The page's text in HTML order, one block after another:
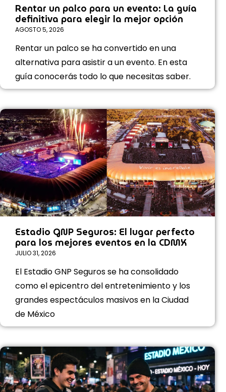
Rentar un palco para un evento: La guía
definitiva para elegir la mejor opción
AGOSTO 5, 2026
Rentar un palco se ha convertido en una
alternativa para asistir a un evento. En esta
guía conocerás todo lo que necesitas saber.
Estadio GNP Seguros: El lugar perfecto
para los mejores eventos en la CDMX
JULIO 31, 2026
El Estadio GNP Seguros se ha consolidado
como el epicentro del entretenimiento y los
grandes espectáculos masivos en la Ciudad
de México